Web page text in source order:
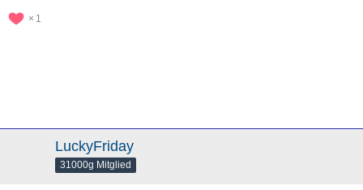
1
LuckyFriday
31000g Mitglied